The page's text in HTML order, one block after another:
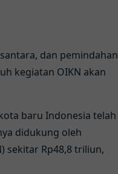
dan pemindahan
kegiatan OIKN akan
baru Indonesia telah
didukung oleh
sekitar Rp48,8 triliun,